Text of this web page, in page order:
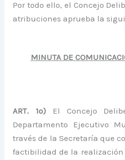
Por todo ello, el Concejo
atribuciones aprueba la
MINUTA DE
ART. 1º)El Concejo
Departamento Ejecutivo
través de la Secretaría que
factibilidad de la